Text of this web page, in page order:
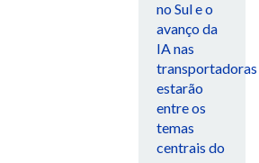
no Sul e o
avanço da
IA nas
transportadoras
estarão
entre os
temas
centrais do